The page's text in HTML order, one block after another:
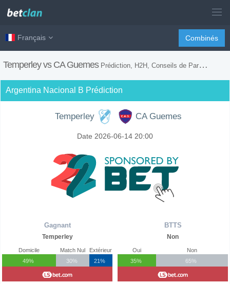
Français Combinés
Temperley vs CA Guemes Prédiction, H2H, Conseils de Paris et Prévision du Match
Argentina Nacional B Prédiction
Temperley CA Guemes
Date 2026-06-14 20:00
Gagnant
Temperley
Domicile
49%
Match Nul
30%
Extérieur
21%
BTTS
Non
Oui
35%
Non
65%